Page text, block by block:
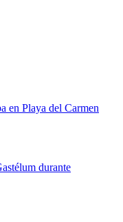
en Playa del Carmen
durante